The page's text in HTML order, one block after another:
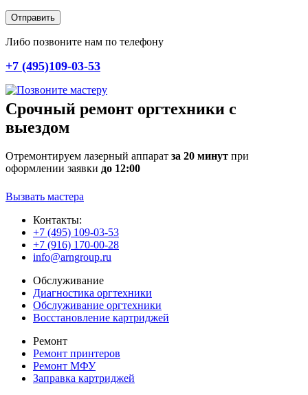
Отправить
Либо позвоните нам по телефону
+7 (495)109-03-53
Срочный ремонт оргтехники с
выездом
Отремонтируем лазерный аппарат за 20 минут при
оформлении заявки до 12:00
Вызвать мастера
Контакты:
+7 (495) 109-03-53
+7 (916) 170-00-28
info@arngroup.ru
Обслуживание
Диагностика оргтехники
Обслуживание оргтехники
Восстановление картриджей
Ремонт
Ремонт принтеров
Ремонт МФУ
Заправка картриджей